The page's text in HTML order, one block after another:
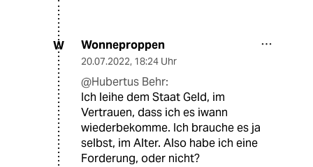
W Wonneproppen
20.07.2022, 18:24 Uhr
@Hubertus Behr:
Ich leihe dem Staat Geld, im
Vertrauen, dass ich es iwann
wiederbekomme. Ich brauche es ja
selbst, im Alter. Also habe ich eine
Forderung, oder nicht?